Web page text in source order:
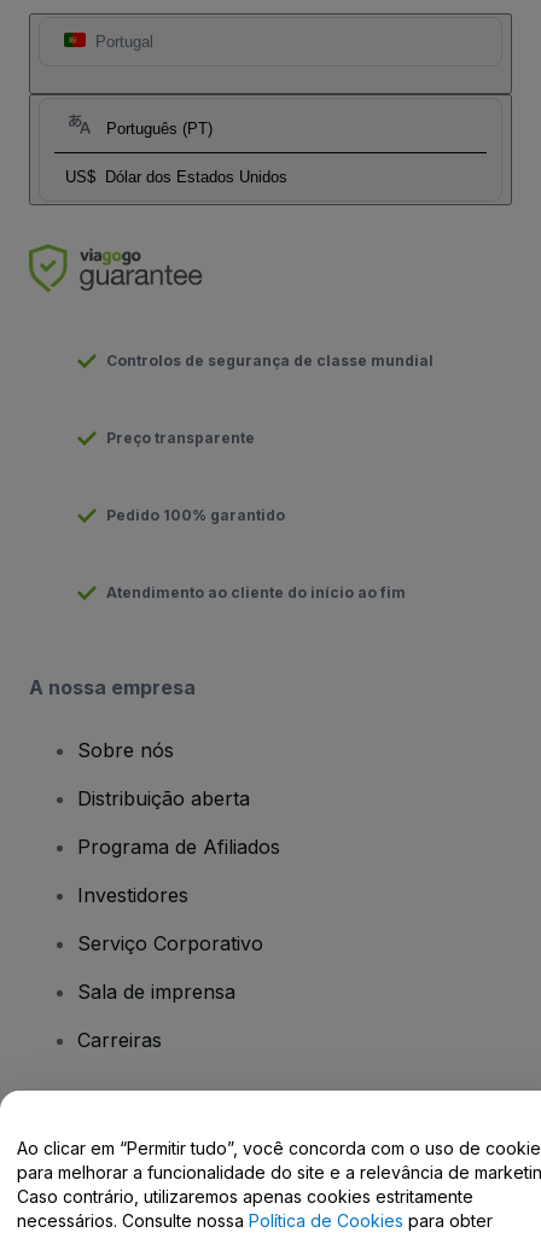
Portugal
Português (PT)
US$ Dólar dos Estados Unidos
Controlos de segurança de classe mundial
Preço transparente
Pedido 100% garantido
Atendimento ao cliente do início ao fim
A nossa empresa
Sobre nós
Distribuição aberta
Programa de Afiliados
Investidores
Serviço Corporativo
Sala de imprensa
Carreiras
Centro de Ajuda / Fale Conosco
Ao clicar em “Permitir tudo”, você concorda com o uso de
para melhorar a funcionalidade do site e a relevância de
Caso contrário, utilizaremos apenas cookies estritamente
necessários. Consulte nossa Política de Cookies para obter